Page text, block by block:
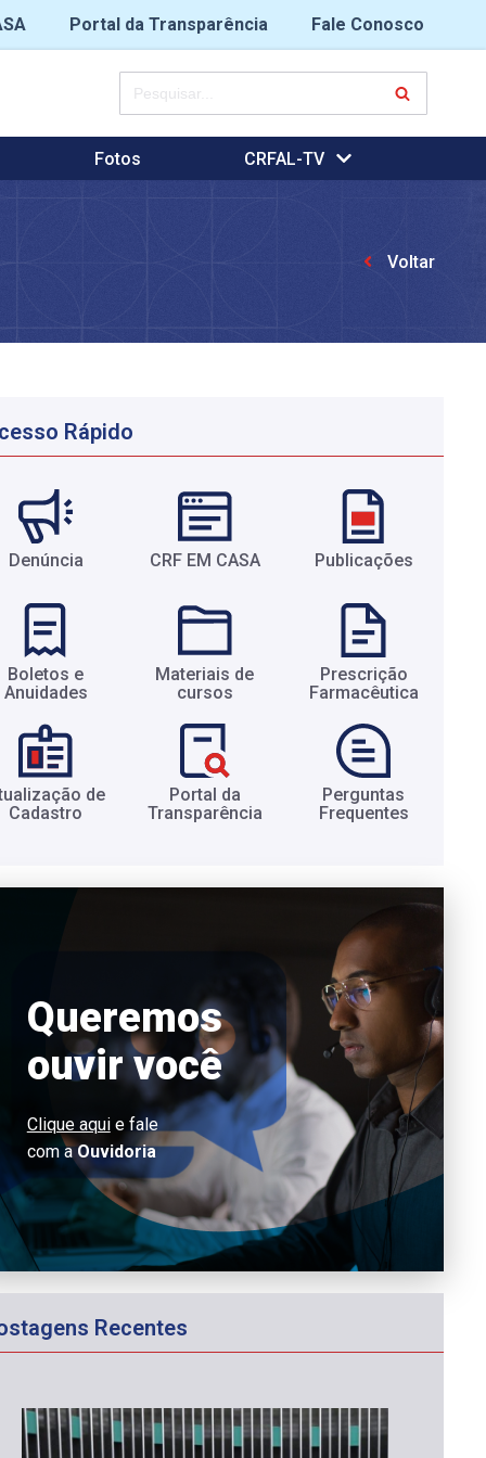
Portal da Transparência
Fale Conosco
Fotos CRFAL-TV
Voltar
Rápido
Denúncia CRF EM CASA Publicações
Boletos e
Anuidades​
Materiais de
cursos​
Prescrição
Farmacêutica​
de
Cadastro​
Portal da
Transparência​
Perguntas
Frequentes​
Queremos
ouvir você
Clique aquie fale
com aOuvidoria
Recentes